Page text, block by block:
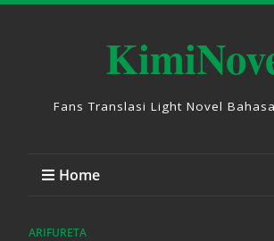
Fans Translasi Light Novel
Home
ARIFURETA